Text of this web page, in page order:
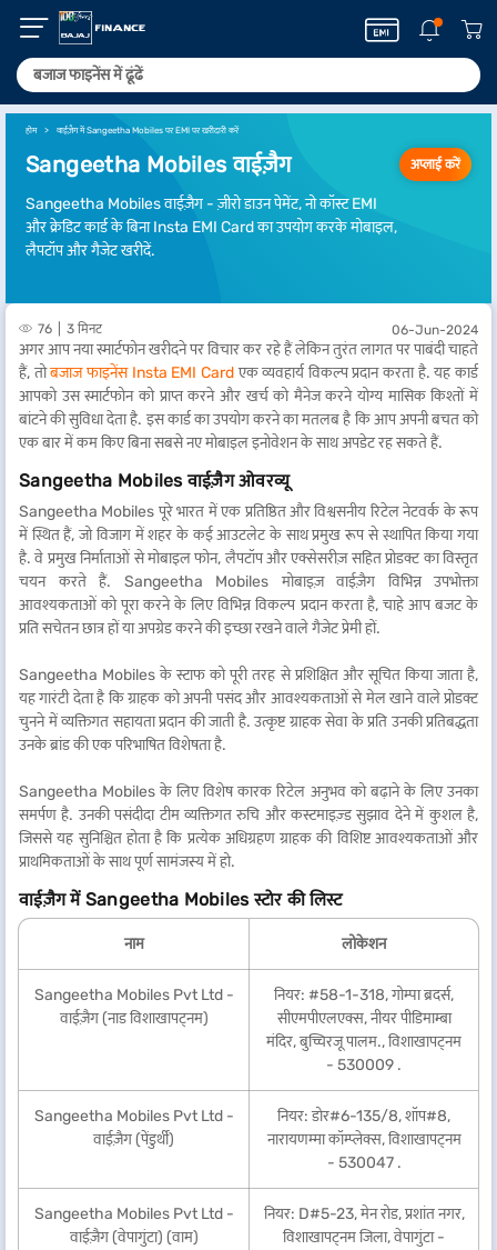
होम वाईज़ैग में Sangeetha Mobiles पर EMI पर खरीदारी करें
Sangeetha Mobiles वाईज़ैग
Sangeetha Mobiles वाईज़ैग - ज़ीरो डाउन पेमेंट, नो कॉस्ट EMI
और क्रेडिट कार्ड के बिना Insta EMI Card का उपयोग करके मोबाइल,
लैपटॉप और गैजेट खरीदें.
अप्लाई करें
76 3 मिनट 06-Jun-2024
अगर आप नया स्मार्टफोन खरीदने पर विचार कर रहे हैं लेकिन तुरंत लागत पर पाबंदी चाहते
हैं, तोबजाज फाइनेंस Insta EMI Cardएक व्यवहार्य विकल्प प्रदान करता है. यह कार्ड
आपको उस स्मार्टफोन को प्राप्त करने और खर्च को मैनेज करने योग्य मासिक किश्तों में
बांटने की सुविधा देता है. इस कार्ड का उपयोग करने का मतलब है कि आप अपनी बचत को
एक बार में कम किए बिना सबसे नए मोबाइल इनोवेशन के साथ अपडेट रह सकते हैं.
Sangeetha Mobiles वाईज़ैग ओवरव्यू
Sangeetha Mobiles पूरे भारत में एक प्रतिष्ठित और विश्वसनीय रिटेल नेटवर्क के रूप
में स्थित हैं, जो विजाग में शहर के कई आउटलेट के साथ प्रमुख रूप से स्थापित किया गया
है. वे प्रमुख निर्माताओं से मोबाइल फोन, लैपटॉप और एक्सेसरीज़ सहित प्रोडक्ट का विस्तृत
चयन करते हैं. Sangeetha Mobiles मोबाइज़ वाईज़ैग विभिन्न उपभोक्ता
आवश्यकताओं को पूरा करने के लिए विभिन्न विकल्प प्रदान करता है, चाहे आप बजट के
प्रति सचेतन छात्र हों या अपग्रेड करने की इच्छा रखने वाले गैजेट प्रेमी हों.
Sangeetha Mobiles के स्टाफ को पूरी तरह से प्रशिक्षित और सूचित किया जाता है,
यह गारंटी देता है कि ग्राहक को अपनी पसंद और आवश्यकताओं से मेल खाने वाले प्रोडक्ट
चुनने में व्यक्तिगत सहायता प्रदान की जाती है. उत्कृष्ट ग्राहक सेवा के प्रति उनकी प्रतिबद्धता
उनके ब्रांड की एक परिभाषित विशेषता है.
Sangeetha Mobiles के लिए विशेष कारक रिटेल अनुभव को बढ़ाने के लिए उनका
समर्पण है. उनकी पसंदीदा टीम व्यक्तिगत रुचि और कस्टमाइज़्ड सुझाव देने में कुशल है,
जिससे यह सुनिश्चित होता है कि प्रत्येक अधिग्रहण ग्राहक की विशिष्ट आवश्यकताओं और
प्राथमिकताओं के साथ पूर्ण सामंजस्य में हो.
वाईज़ैग में Sangeetha Mobiles स्टोर की लिस्ट
नाम लोकेशन
Sangeetha Mobiles Pvt Ltd -
वाईज़ैग (नाड विशाखापट्नम)
नियर: #58-1-318, गोम्पा ब्रदर्स,
सीएमपीएलएक्स, नीयर पीडिमाम्बा
मंदिर, बुच्चिरजू पालम., विशाखापट्नम
- 530009 .
Sangeetha Mobiles Pvt Ltd -
वाईज़ैग (पेंडुर्थी)
नियर: डोर#6-135/8, शॉप#8,
नारायणम्मा कॉम्प्लेक्स, विशाखापट्नम
- 530047 .
Sangeetha Mobiles Pvt Ltd -
वाईज़ैग (वेपागुंटा) (वाम)
नियर: D#5-23, मेन रोड, प्रशांत नगर,
विशाखापट्नम जिला, वेपागुंटा -